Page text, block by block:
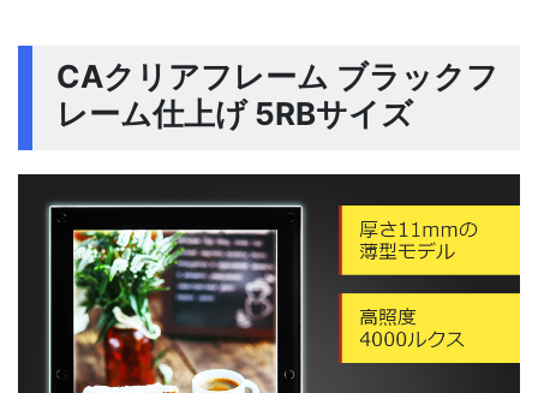
CAクリアフレーム ブラックフ
レーム仕上げ 5RBサイズ